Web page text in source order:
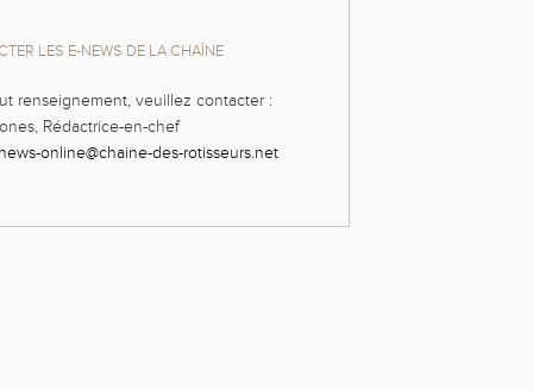
LES E-NEWS DE LA CHAÎNE
renseignement, veuillez contacter :
Rédactrice-en-chef
news-online@chaine-des-rotisseurs.net